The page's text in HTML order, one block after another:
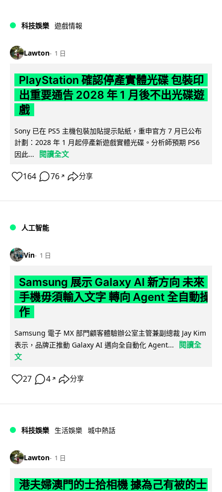
科技娛樂 遊戲情報
Lawton 1 日
PlayStation 確認停產實體光碟 包裝印
出重要通告 2028 年 1 月後不出光碟遊
戲
Sony 已在 PS5 主機包裝加貼提示貼紙，重申官方 7 月已公布
計劃：2028 年 1 月起停產新遊戲實體光碟。分析師預期 PS6
因此...
閱讀全文
164 76 ↗ 分享
人工智能
Vin 1 日
Samsung 展示 Galaxy AI 新方向 未來
手機毋須輸入文字 轉向 Agent 全自動操
作
Samsung 電子 MX 部門顧客體驗辦公室主管兼副總裁 Jay Kim
表示，品牌正推動 Galaxy AI 邁向全自動化 Agent...
閱讀全
文
27 4 ↗ 分享
科技娛樂 生活娛樂 城中熱話
Lawton 1 日
港夫婦澳門的士拾相機 據為己有被的士